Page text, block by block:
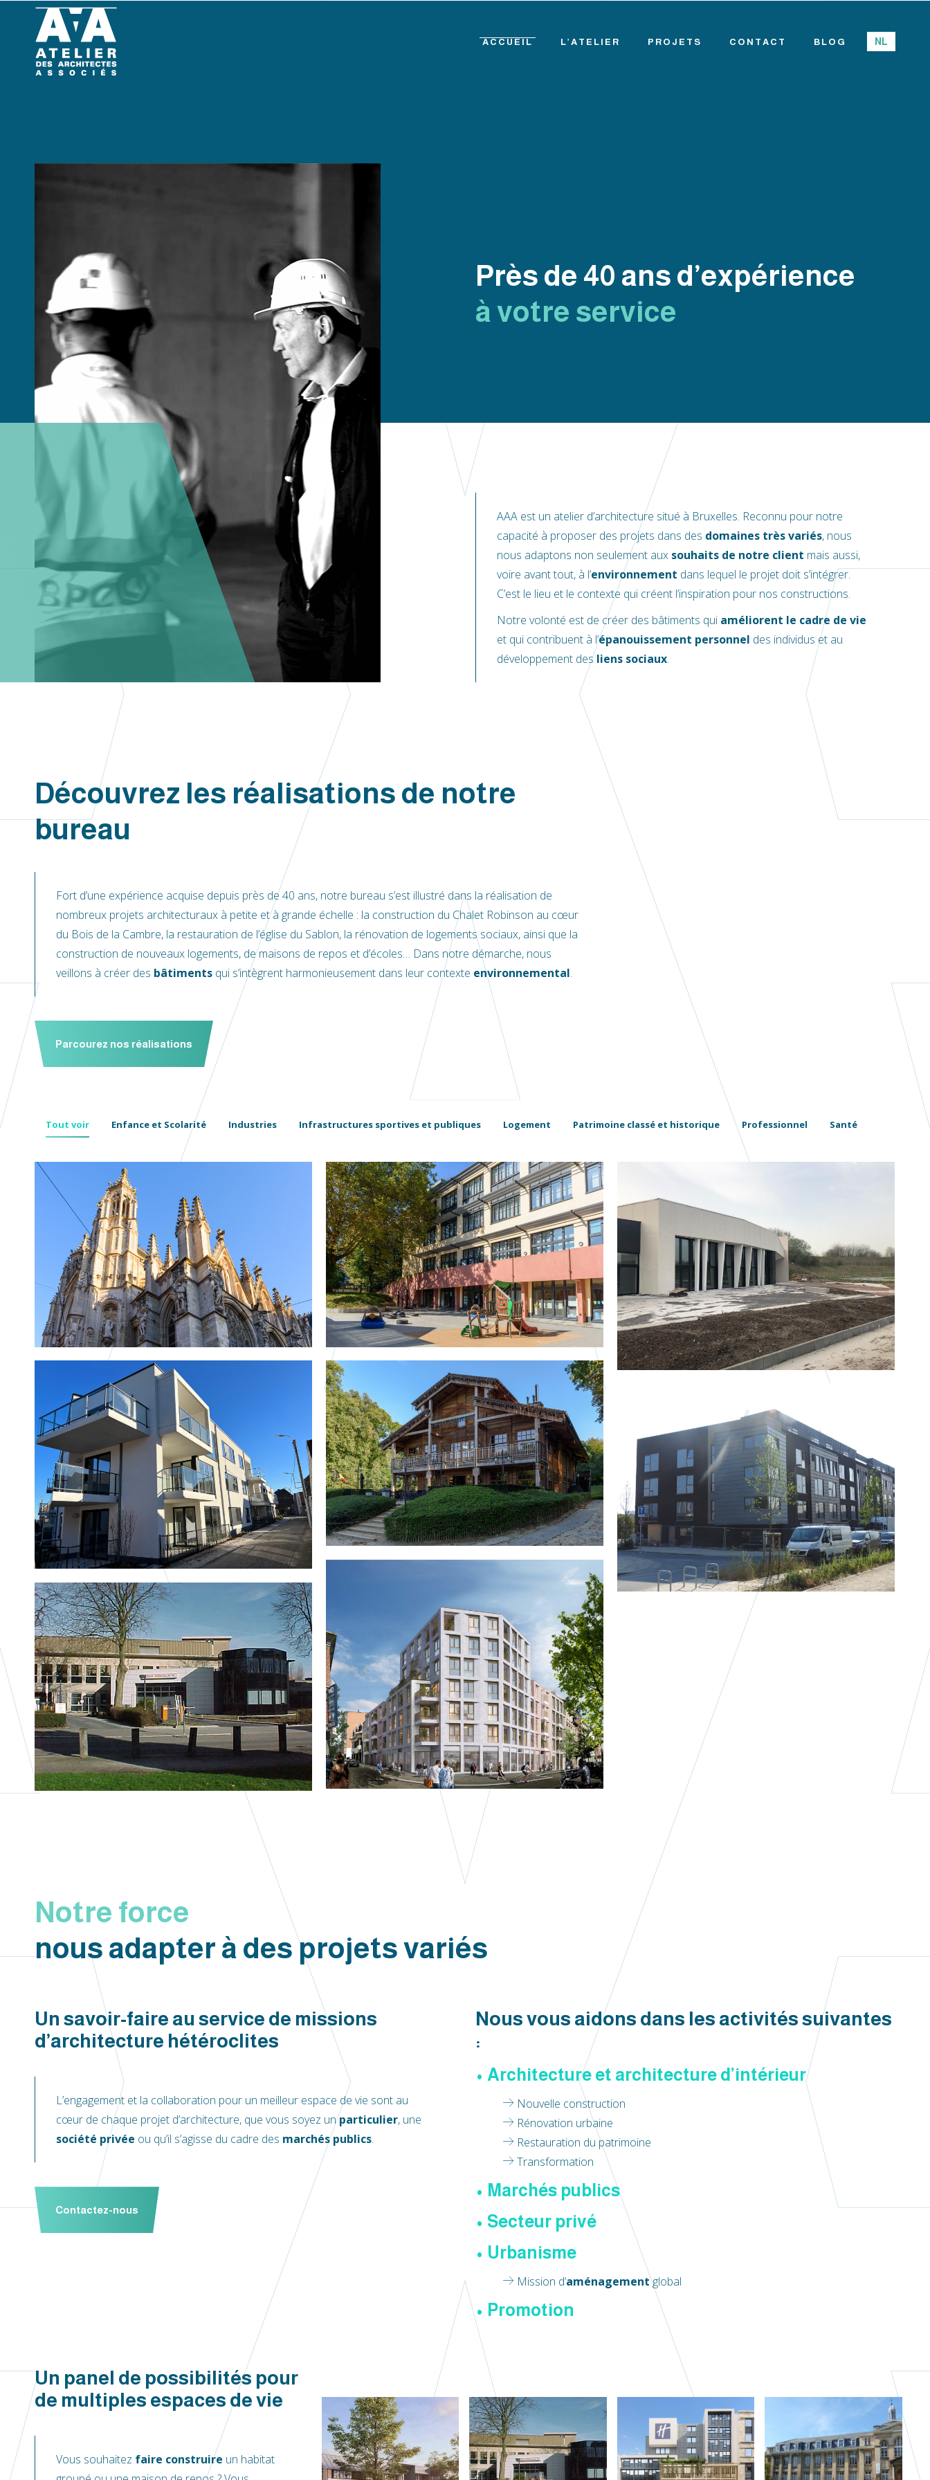
ACCUEIL L’ATELIER PROJETS CONTACT BLOG NL
Près de 40 ans d’expérience
à votre service
AAA est un atelier d’architecture situé à Bruxelles. Reconnu pour notre
capacité à proposer des projets dans des domaines très variés, nous
nous adaptons non seulement aux souhaits de notre client mais aussi,
voire avant tout, à l’environnement dans lequel le projet doit s’intégrer.
C’est le lieu et le contexte qui créent l’inspiration pour nos constructions.
Notre volonté est de créer des bâtiments qui améliorent le cadre de vie
et qui contribuent à l’épanouissement personnel des individus et au
développement desliens sociaux.
Découvrez les réalisations de notre
bureau
Fort d’une expérience acquise depuis près de 40 ans, notre bureau s’est illustré dans la réalisation de
nombreux projets architecturaux à petite et à grande échelle : la construction du Chalet Robinson au cœur
du Bois de la Cambre, la restauration de l’église du Sablon, la rénovation de logements sociaux, ainsi que la
construction de nouveaux logements, de maisons de repos et d’écoles… Dans notre démarche, nous
veillons à créer des bâtiments qui s’intègrent harmonieusement dans leur contexte environnemental.
Parcourez nos réalisations
Tout voir Enfance et Scolarité Industries Infrastructures sportives et publiques Logement Patrimoine classé et historique Professionnel Santé
Patrimoine classé et historique Enfance et Scolarité Infrastructures sportives et publiques
Logement
Professionnel
Santé
Logement
Santé
Notre force
nous adapter à des projets variés
Un savoir-faire au service de missions
d’architecture hétéroclites
L’engagement et la collaboration pour un meilleur espace de vie sont au
cœur de chaque projet d’architecture, que vous soyez unparticulier, une
société privée ou qu’il s’agisse du cadre des marchés publics.
Contactez-nous
Nous vous aidons dans les activités suivantes
:
• Architecture et architecture d’intérieur
Nouvelle construction
Rénovation urbaine
Restauration du patrimoine
Transformation
• Marchés publics
• Secteur privé
• Urbanisme
Mission d’aménagementglobal
• Promotion
Un panel de possibilités pour
de multiples espaces de vie
Vous souhaitez faire construire un habitat